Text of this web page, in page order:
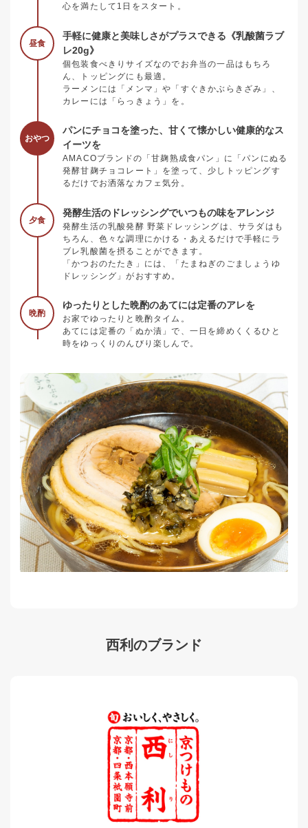
心を満たして1日をスタート。
昼食
手軽に健康と美味しさがプラスできる《乳酸菌ラブ
レ20g》
個包装食べきりサイズなのでお弁当の一品はもちろ
ん、トッピングにも最適。
ラーメンには「メンマ」や「すぐきかぶらきざみ」、
カレーには「らっきょう」を。
おやつ
パンにチョコを塗った、甘くて懐かしい健康的なス
イーツを
AMACOブランドの「甘麹熟成食パン」に「パンにぬる
発酵甘麹チョコレート」を塗って、少しトッピングす
るだけでお洒落なカフェ気分。
夕食
発酵生活のドレッシングでいつもの味をアレンジ
発酵生活の乳酸発酵 野菜ドレッシングは、サラダはも
ちろん、色々な調理にかける・あえるだけで手軽にラ
ブレ乳酸菌を摂ることができます。
「かつおのたたき」には、「たまねぎのごましょうゆ
ドレッシング」がおすすめ。
晩酌
ゆったりとした晩酌のあてには定番のアレを
お家でゆったりと晩酌タイム。
あてには定番の「ぬか漬」で、一日を締めくくるひと
時をゆっくりのんびり楽しんで。
西利のブランド